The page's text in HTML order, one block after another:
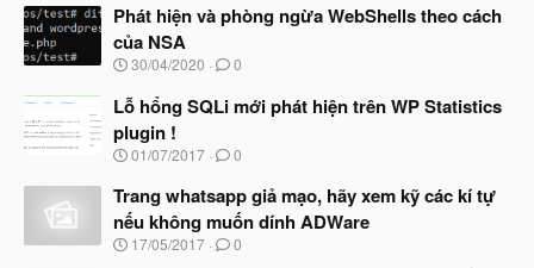
Phát hiện và phòng ngừa WebShells theo cách
của NSA
N
à
y
b
ắ
đ
ầ
u
30/04/2020 0
Lỗ hổng SQLi mới phát hiện trên WP Statistics
plugin !
N
à
y
b
ắ
01/07/2017 0
Trang whatsapp giả mạo, hãy xem kỹ các kí tự
nếu không muốn dính ADWare
N
17/05/2017 0